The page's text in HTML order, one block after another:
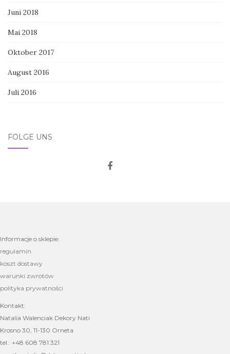
Juni 2018
Mai 2018
Oktober 2017
August 2016
Juli 2016
FOLGE UNS
Informacje o sklepie:
regulamin
koszt dostawy
warunki zwrotów
polityka prywatności
Kontakt:
Natalia Walenciak Dekory Nati
Krosno 30, 11-130 Orneta
tel.: +48 608 781 321